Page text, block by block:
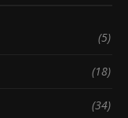
(5)
(18)
(34)